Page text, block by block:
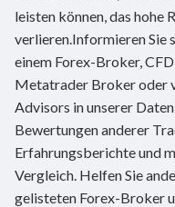
leisten können, das hohe
verlieren.Informieren Sie
einem Forex-Broker,
Metatrader Broker oder
Advisors in unserer
Bewertungen anderer
Erfahrungsberichte und
Vergleich. Helfen Sie
gelisteten Forex-Broker